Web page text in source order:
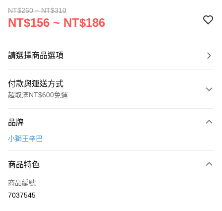
NT$260 ~ NT$310
NT$156 ~ NT$186
請選擇商品選項
付款與運送方式
超取滿NT$600免運
信用卡一次付款
LINE Pay
Apple Pay
品牌
小獅王辛巴
商品特色
商品編號
7037545